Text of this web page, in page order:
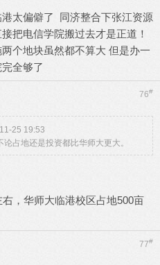
太偏僻了 同济整合下张江资源
把电信学院搬过去才是正道！
个地块虽然都不算大 但是办一
全够了
76#
25 19:53
占地还是投资都比华师大更大。
，华师大临港校区占地500亩
77#